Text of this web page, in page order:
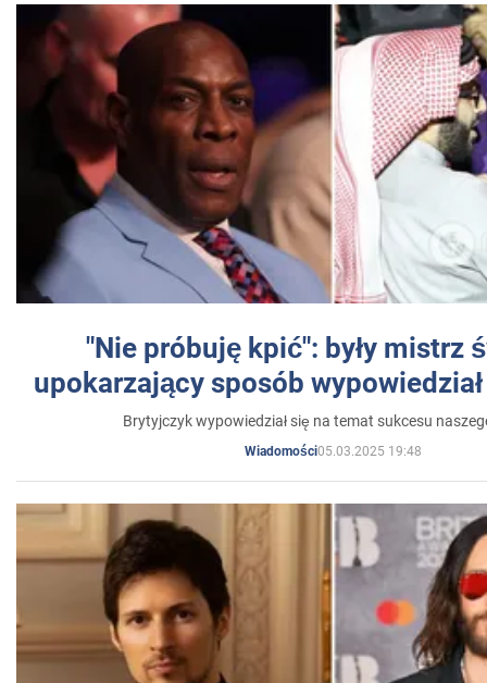
"Nie próbuję kpić": były mistrz
upokarzający sposób
Brytyjczyk wypowiedział się na temat sukcesu
Wiadomości05.03.2025 19:48